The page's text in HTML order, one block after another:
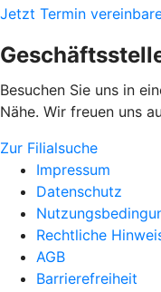
Jetzt Termin
Besuchen Sie uns in
Nähe. Wir freuen uns
Zur Filialsuche
Impressum
Datenschutz
Rechtliche
AGB
Barrierefreiheit